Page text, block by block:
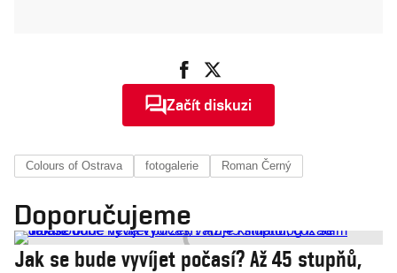
Začít diskuzi
Colours of Ostrava fotogalerie Roman Černý
Doporučujeme
Jak se bude vyvíjet počasí? Až 45 stupňů,